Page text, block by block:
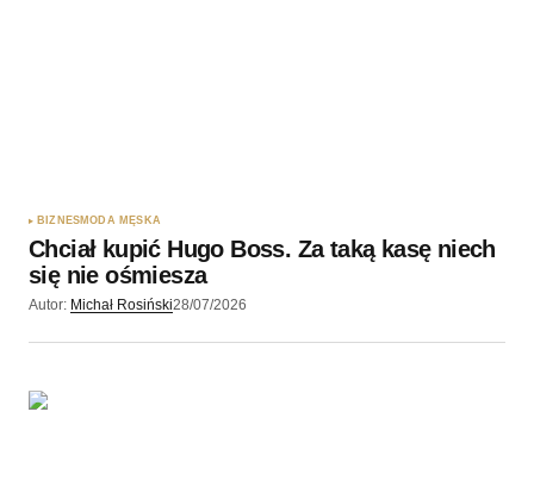
Wyślij komentarz
BIZNESMODA MĘSKA
Chciał kupić Hugo Boss. Za taką kasę niech
się nie ośmiesza
Autor: Michał Rosiński28/07/2026